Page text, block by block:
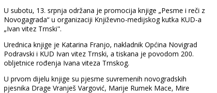
U subotu, 13. srpnja održana je promocija knjige „Pesme i reči z
Novogagrada“ u organizaciji Književno-medijskog kutka KUD-a
„Ivan vitez Trnski".
Urednica knjige je Katarina Franjo, nakladnik Općina Novigrad
Podravski i KUD Ivan vitez Trnski, a tiskana je povodom 200.
obljetnice rođenja Ivana viteza Trnskog.
U prvom dijelu knjige su pjesme suvremenih novogradskih
pjesnika Drage Vranješ Vargović, Marije Rumek Mace, Mire